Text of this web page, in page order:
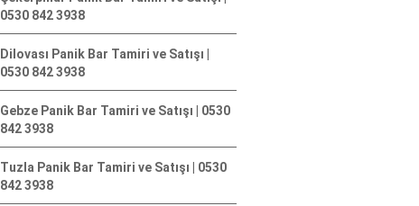
0530 842 3938
Dilovası Panik Bar Tamiri ve Satışı |
0530 842 3938
Gebze Panik Bar Tamiri ve Satışı | 0530
842 3938
Tuzla Panik Bar Tamiri ve Satışı | 0530
842 3938